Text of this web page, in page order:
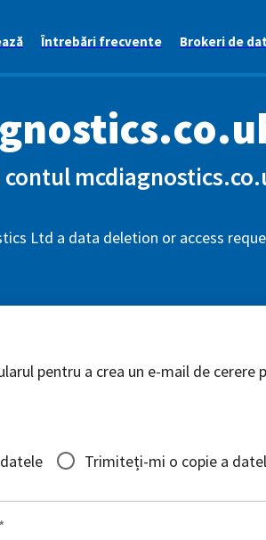
Întrebări frecvente Brokeri de
Ltd a data deletion or access
pentru a crea un e-mail de cerere
Trimiteți-mi o copie a
*